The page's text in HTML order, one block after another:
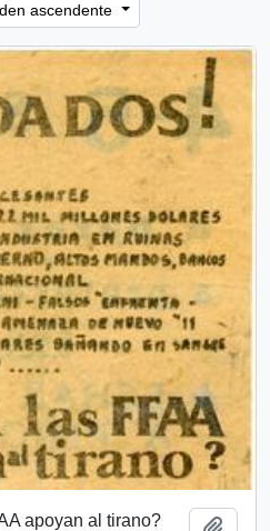
ascendente
apoyan al tirano?